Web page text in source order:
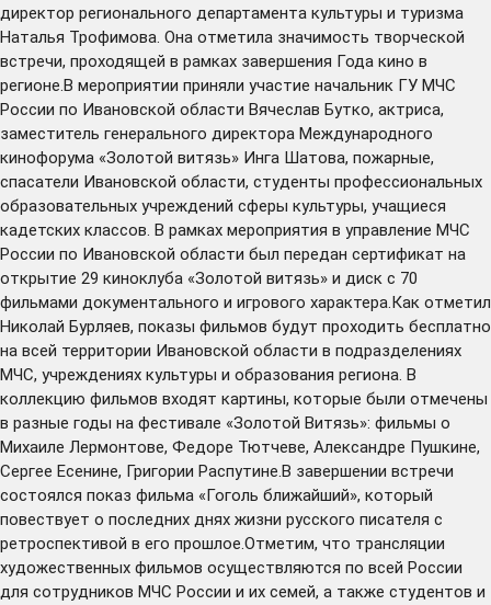
директор регионального департамента культуры и туризма
Наталья Трофимова. Она отметила значимость творческой
встречи, проходящей в рамках завершения Года кино в
регионе.В мероприятии приняли участие начальник ГУ МЧС
России по Ивановской области Вячеслав Бутко, актриса,
заместитель генерального директора Международного
кинофорума «Золотой витязь» Инга Шатова, пожарные,
спасатели Ивановской области, студенты профессиональных
образовательных учреждений сферы культуры, учащиеся
кадетских классов. В рамках мероприятия в управление МЧС
России по Ивановской области был передан сертификат на
открытие 29 киноклуба «Золотой витязь» и диск с 70
фильмами документального и игрового характера.Как отметил
Николай Бурляев, показы фильмов будут проходить бесплатно
на всей территории Ивановской области в подразделениях
МЧС, учреждениях культуры и образования региона. В
коллекцию фильмов входят картины, которые были отмечены
в разные годы на фестивале «Золотой Витязь»: фильмы о
Михаиле Лермонтове, Федоре Тютчеве, Александре Пушкине,
Сергее Есенине, Григории Распутине.В завершении встречи
состоялся показ фильма «Гоголь ближайший», который
повествует о последних днях жизни русского писателя с
ретроспективой в его прошлое.Отметим, что трансляции
художественных фильмов осуществляются по всей России
для сотрудников МЧС России и их семей, а также студентов и